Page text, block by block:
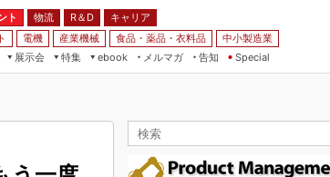
ト 物流 R＆D
キャリア
電機 産業機械 食品・薬品・衣料品
中小製造業
展示会
特集
ebook
メルマガ
告知 Special